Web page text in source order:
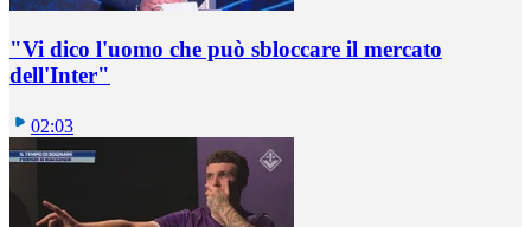
"Vi dico l'uomo che può sbloccare il mercato
dell'Inter"
02:03